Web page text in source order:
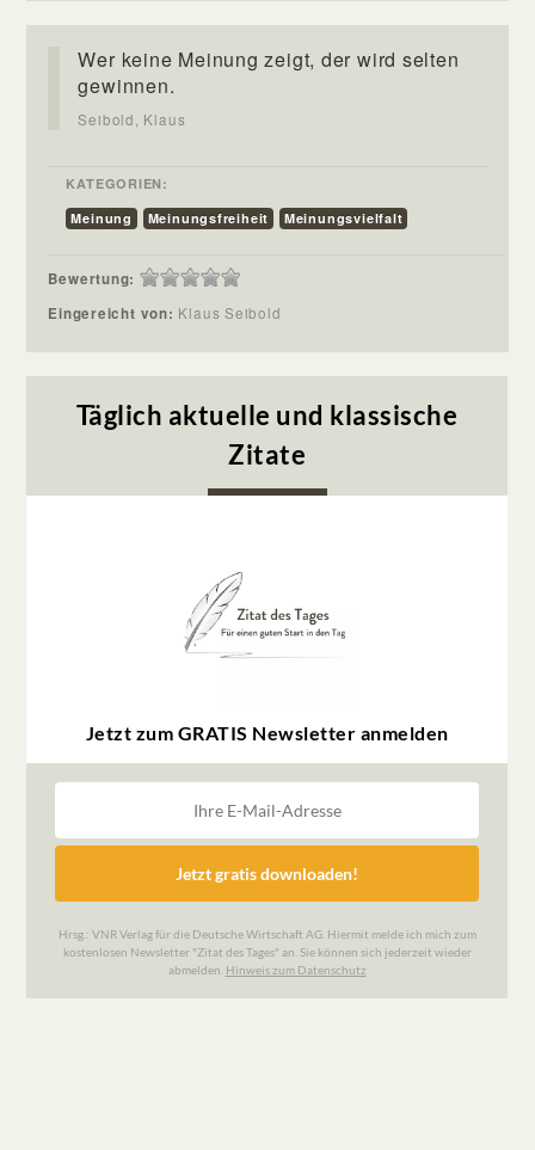
Wer keine Meinung zeigt, der wird selten
gewinnen.
Seibold, Klaus
KATEGORIEN:
Meinung
Meinungsfreiheit Meinungsvielfalt
Bewertung:
Eingereicht von: Klaus Seibold